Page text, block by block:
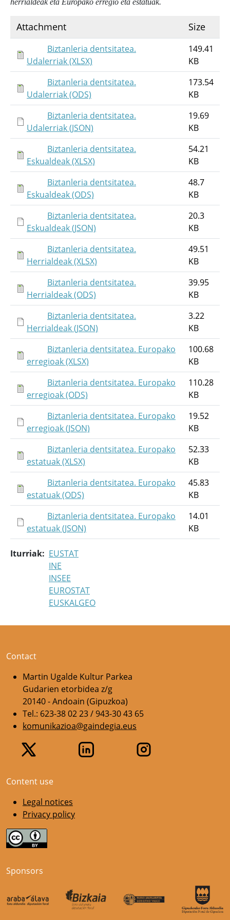
herrialdeak eta Europako erregio eta estatuak.
Attachment Size
Biztanleria dentsitatea.
Udalerriak (XLSX)
149.41
KB
Biztanleria dentsitatea.
Udalerriak (ODS)
173.54
KB
Biztanleria dentsitatea.
Udalerriak (JSON)
19.69
KB
Biztanleria dentsitatea.
Eskualdeak (XLSX)
54.21
KB
Biztanleria dentsitatea.
Eskualdeak (ODS)
48.7
KB
Biztanleria dentsitatea.
Eskualdeak (JSON)
20.3
KB
Biztanleria dentsitatea.
Herrialdeak (XLSX)
49.51
KB
Biztanleria dentsitatea.
Herrialdeak (ODS)
39.95
KB
Biztanleria dentsitatea.
Herrialdeak (JSON)
3.22
KB
Biztanleria dentsitatea. Europako
erregioak (XLSX)
100.68
KB
Biztanleria dentsitatea. Europako
erregioak (ODS)
110.28
KB
Biztanleria dentsitatea. Europako
erregioak (JSON)
19.52
KB
Biztanleria dentsitatea. Europako
estatuak (XLSX)
52.33
KB
Biztanleria dentsitatea. Europako
estatuak (ODS)
45.83
KB
Biztanleria dentsitatea. Europako
estatuak (JSON)
14.01
KB
Iturriak
EUSTAT
INE
INSEE
EUROSTAT
EUSKALGEO
Contact
Martin Ugalde Kultur Parkea
Gudarien etorbidea z/g
20140 - Andoain (Gipuzkoa)
Tel.: 623-38 02 23 / 943-30 43 65
komunikazioa@gaindegia.eus
Content use
Legal notices
Privacy policy
Sponsors